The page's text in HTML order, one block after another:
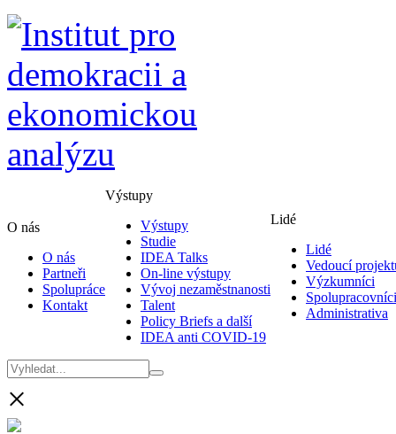
O nás
O nás
Partneři
Spolupráce
Kontakt
Výstupy
Výstupy
Studie
IDEA Talks
On-line výstupy
Vývoj nezaměstnanosti
Talent
Policy Briefs a další
IDEA anti COVID-19
Lidé
Lidé
Vedoucí
Výzkumníci
Spolupracovníci
Administrativa
×